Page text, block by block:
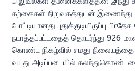
கற்கைகள் நிறுவகத்துடன் இணைந்து
போட்டியானது புதுக்குடியிருப்பு
நடாத்தப்பட்டதைத் தொடர்ந்து 926
கொண்ட நிகழ்வில் எமது
வயது அடிப்படையில்